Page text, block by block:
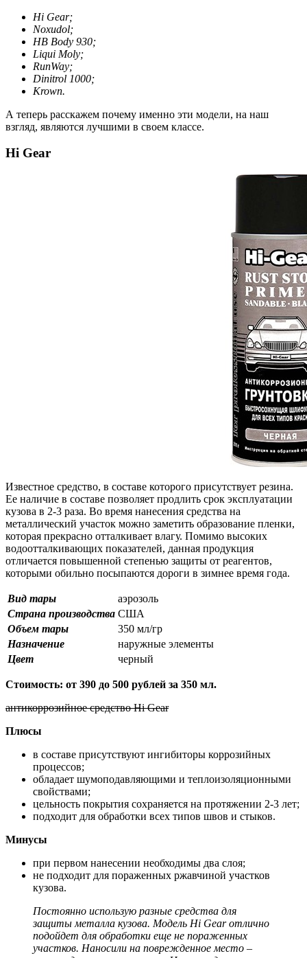
Hi Gear;
Noxudol;
HB Body 930;
Liqui Moly;
RunWay;
Dinitrol 1000;
Krown.
А теперь расскажем почему именно эти модели, на наш
взгляд, являются лучшими в своем классе.
Hi Gear
Известное средство, в составе которого присутствует резина.
Ее наличие в составе позволяет продлить срок эксплуатации
кузова в 2-3 раза. Во время нанесения средства на
металлический участок можно заметить образование пленки,
которая прекрасно отталкивает влагу. Помимо высоких
водоотталкивающих показателей, данная продукция
отличается повышенной степенью защиты от реагентов,
которыми обильно посыпаются дороги в зимнее время года.
Вид тары
аэрозоль
Страна производства США
Объем тары
350 мл/гр
Назначение
наружные элементы
Цвет
черный
Стоимость: от 390 до 500 рублей за 350 мл.
антикоррозийное средство Hi Gear
Плюсы
в составе присутствуют ингибиторы коррозийных
процессов;
обладает шумоподавляющими и теплоизоляционными
свойствами;
цельность покрытия сохраняется на протяжении 2-3 лет;
подходит для обработки всех типов швов и стыков.
Минусы
при первом нанесении необходимы два слоя;
не подходит для пораженных ржавчиной участков
кузова.
Постоянно использую разные средства для
защиты металла кузова. Модель Hi Gear отлично
подойдет для обработки еще не пораженных
участков. Наносили на поврежденное место –